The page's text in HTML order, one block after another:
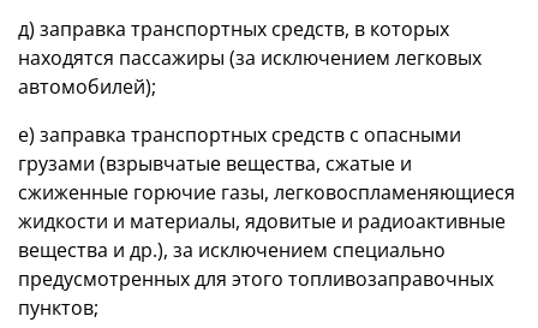
д) заправка транспортных средств, в которых
находятся пассажиры (за исключением легковых
автомобилей);
е) заправка транспортных средств с опасными
грузами (взрывчатые вещества, сжатые и
сжиженные горючие газы, легковоспламеняющиеся
жидкости и материалы, ядовитые и радиоактивные
вещества и др.), за исключением специально
предусмотренных для этого топливозаправочных
пунктов;